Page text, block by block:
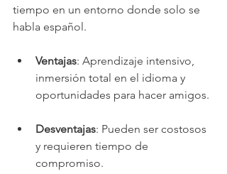
tiempo en un entorno donde solo se
habla español.
Ventajas: Aprendizaje intensivo,
inmersión total en el idioma y
oportunidades para hacer amigos.
Desventajas: Pueden ser costosos
y requieren tiempo de
compromiso.